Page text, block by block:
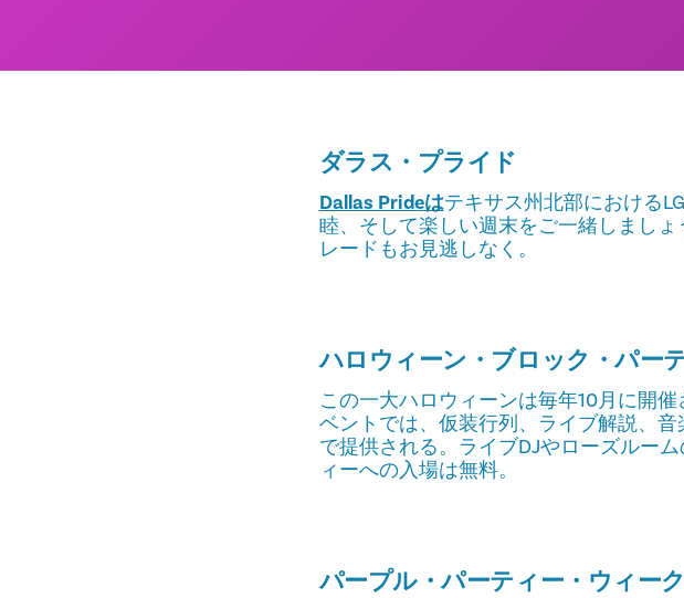
ダラス・プライド
Dallas Prideはテキサス州北部における
睦、そして楽しい週末をご一緒しまし
レードもお見逃しなく。
ハロウィーン・ブロック・パー
この一大ハロウィーンは毎年10月に開
ベントでは、仮装行列、ライブ解説、
で提供される。ライブDJやローズルー
ィーへの入場は無料。
パープル・パーティー・ウィー